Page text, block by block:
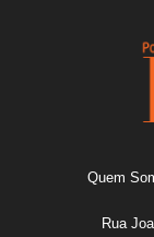
Quem
Rua